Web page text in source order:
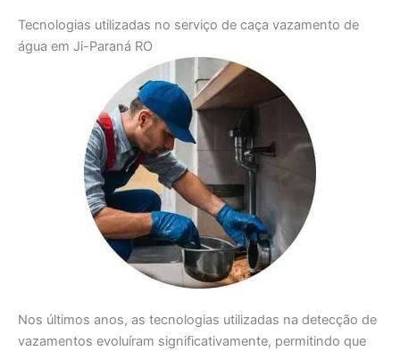
Tecnologias utilizadas no serviço de caça vazamento de
água em Ji-Paraná RO
Nos últimos anos, as tecnologias utilizadas na detecção de
vazamentos evoluíram significativamente, permitindo que